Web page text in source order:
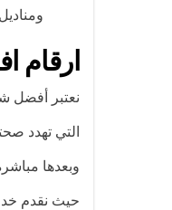
ارقام
نعتبر أفضل
التي تهدد
وبعدها
حيث نقدم